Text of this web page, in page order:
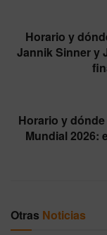
Horario y
Jannik Sinner y
Horario y
Mundial 2026:
Otras Noticias